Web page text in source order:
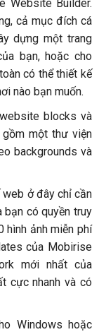
Website Builder.
cả mục đích cá
dựng một trang
bạn, hoặc cho
có thể thiết kế
nào bạn muốn.
blocks và
một thư viện
backgrounds và
web ở đây chỉ cần
bạn có quyền truy
hình ảnh miễn phí
của Mobirise
mới nhất của
cực nhanh và có
Windows hoặc